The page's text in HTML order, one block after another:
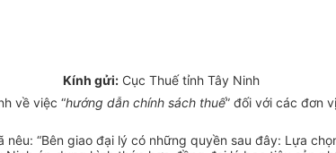
Kính gửi:Cục Thuế tỉnh Tây Ninh
về việc “hướng dẫn chính sách thuế” đối với các đơn
“Bên giao đại lý có những quyền sau đây: Lựa